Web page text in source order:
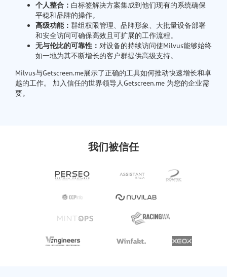
个人整合： 白标签解决方案集成到他们现有的系统确保
平稳和品牌的操作。
高级功能： 群组权限管理、品牌形象、大批量设备部署
和安全访问可确保高效且可扩展的工作流程。
无与伦比的可靠性： 对设备的持续访问使Milvus能够始终
如一地为其不断增长的客户群提供高级支持。
Milvus与Getscreen.me展示了正确的工具如何推动快速增长和卓
越的工作。 加入信任的世界领导人Getscreen.me 为您的企业需
要。
我们被信任